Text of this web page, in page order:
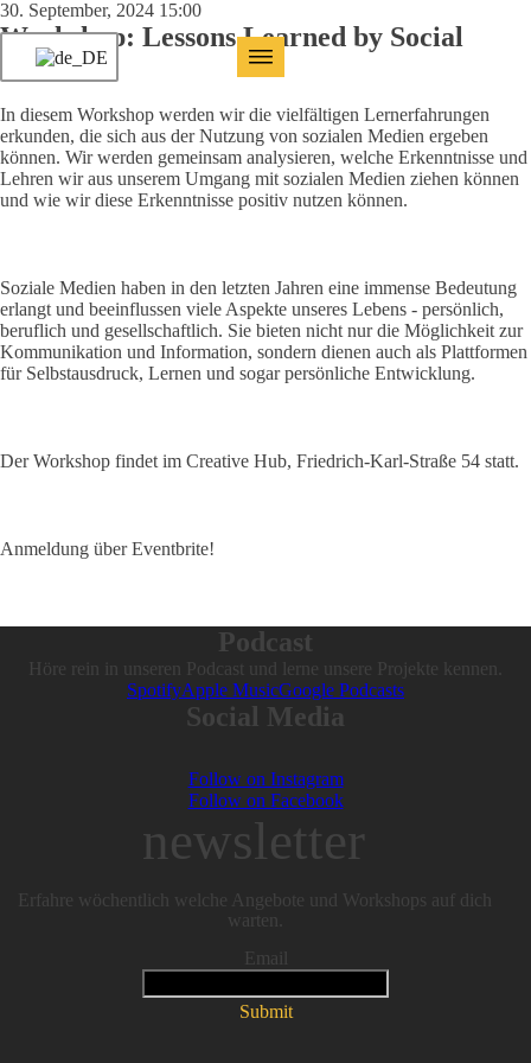
30. September, 2024 15:00
Workshop: Lessons Learned by Social
Media
In diesem Workshop werden wir die vielfältigen Lernerfahrungen
erkunden, die sich aus der Nutzung von sozialen Medien ergeben
können. Wir werden gemeinsam analysieren, welche Erkenntnisse und
Lehren wir aus unserem Umgang mit sozialen Medien ziehen können
und wie wir diese Erkenntnisse positiv nutzen können.
Soziale Medien haben in den letzten Jahren eine immense Bedeutung
erlangt und beeinflussen viele Aspekte unseres Lebens - persönlich,
beruflich und gesellschaftlich. Sie bieten nicht nur die Möglichkeit zur
Kommunikation und Information, sondern dienen auch als Plattformen
für Selbstausdruck, Lernen und sogar persönliche Entwicklung.
Der Workshop findet im Creative Hub, Friedrich-Karl-Straße 54 statt.
Anmeldung über Eventbrite!
Podcast
Höre rein in unseren Podcast und lerne unsere Projekte kennen.
SpotifyApple MusicGoogle Podcasts
Social Media
Follow on Instagram
Follow on Facebook
newsletter
Erfahre wöchentlich welche Angebote und Workshops auf dich
warten.
Email
Submit